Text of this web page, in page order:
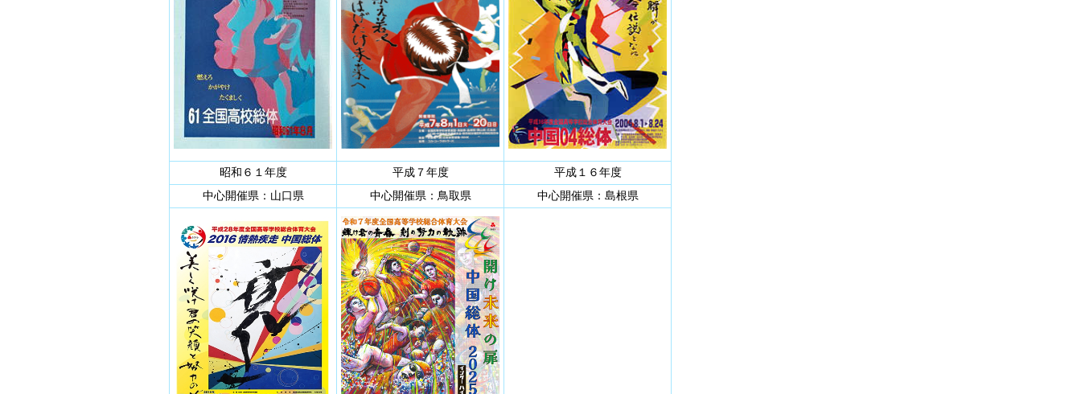
昭和６１年度 平成７年度
平成１６年度
中心開催県：山口県
中心開催県：鳥取県 中心開催県：島根県